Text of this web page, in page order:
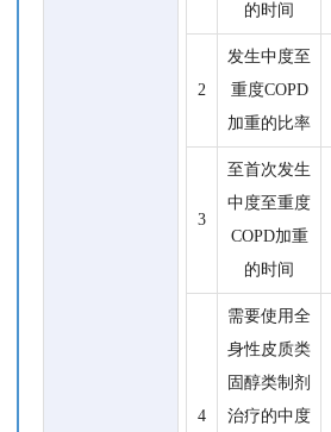
的时间
2
发生中度至
重度COPD
加重的比率
3
至首次发生
中度至重度
COPD加重
的时间
4
需要使用全
身性皮质类
固醇类制剂
治疗的中度